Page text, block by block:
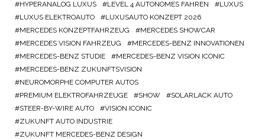
HYPERANALOG LUXUS
LEVEL 4 AUTONOMES FAHREN
LUXUS
LUXUS ELEKTROAUTO
LUXUSAUTO KONZEPT 2026
MERCEDES KONZEPTFAHRZEUG
MERCEDES SHOWCAR
MERCEDES VISION FAHRZEUG
MERCEDES-BENZ INNOVATIONEN
MERCEDES-BENZ STUDIE
MERCEDES-BENZ VISION ICONIC
MERCEDES-BENZ ZUKUNFTSVISION
NEUROMORPHE COMPUTER AUTOS
PREMIUM ELEKTROFAHRZEUGE
SHOW
SOLARLACK AUTO
STEER-BY-WIRE AUTO
VISION ICONIC
ZUKUNFT AUTO INDUSTRIE
ZUKUNFT MERCEDES-BENZ DESIGN